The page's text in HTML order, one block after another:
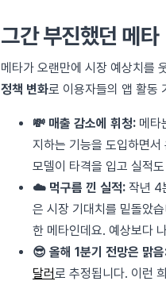
그간 부진했던 메타
메타가 오랜만에 시장 예상치를
정책 변화로 이용자들의 앱 활동
💸 매출 감소에 휘청: 메타
지하는 기능을 도입하면
모델이 타격을 입고 실적
☁️ 먹구름 낀 실적: 작년 4
은 시장 기대치를 밑돌았
한 메타인데요. 예상보다
😎 올해 1분기 전망은 맑
달러로 추정됩니다. 이런